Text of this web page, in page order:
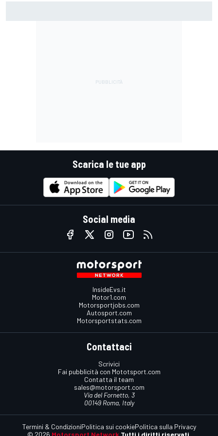
Scarica le tue app
Social media
InsideEvs.it
Motor1.com
Motorsportjobs.com
Autosport.com
Motorsportstats.com
Contattaci
Scrivici
Fai pubblicità con Mototsport.com
Contatta il team
sales@motorsport.com
Via del Fornetto, 3
00149 Roma, Italy
© 2026 Motorsport Network Tutti i diritti riservati.
Termini & CondizioniPolitica sui cookiePolitica sulla Privacy